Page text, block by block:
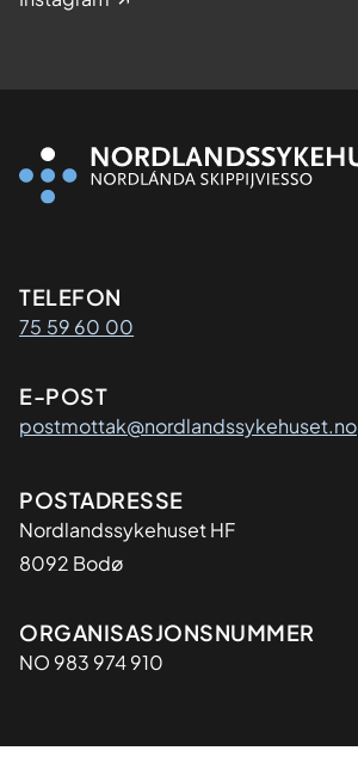
Kontaktinformasjon
TELEFON
75 59 60 00
E-POST
postmottak@nordlandssykehuset.no
Adresse
POSTADRESSE
Nordlandssykehuset HF
8092 Bodø
Organisasjon
ORGANISASJONSNUMMER
NO 983 974 910